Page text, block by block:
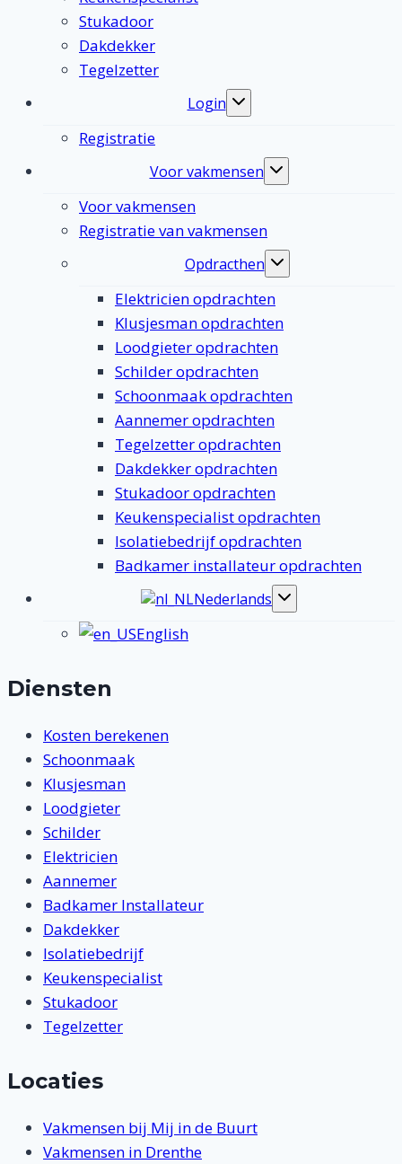
Stukadoor
Dakdekker
Tegelzetter
Login
Toggle
Registratie
Voor vakmensen
Toggle
Voor vakmensen
Registratie van vakmensen
Opdracthen
Toggle
Elektricien opdrachten
Klusjesman opdrachten
Loodgieter opdrachten
Schilder opdrachten
Schoonmaak opdrachten
Aannemer opdrachten
Tegelzetter opdrachten
Dakdekker opdrachten
Stukadoor opdrachten
Keukenspecialist opdrachten
Isolatiebedrijf opdrachten
Badkamer installateur opdrachten
Nederlands
Toggle
English
Diensten
Kosten berekenen
Schoonmaak
Klusjesman
Loodgieter
Schilder
Elektricien
Aannemer
Badkamer Installateur
Dakdekker
Isolatiebedrijf
Keukenspecialist
Stukadoor
Tegelzetter
Locaties
Vakmensen bij Mij in de Buurt
Vakmensen in Drenthe